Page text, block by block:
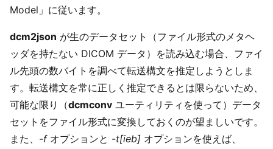
Model」に従います。
dcm2json が生のデータセット（ファイル形式のメタヘ
ッダを持たない DICOM データ）を読み込む場合、ファイ
ル先頭の数バイトを調べて転送構文を推定しようとしま
す。転送構文を常に正しく推定できるとは限らないため、
可能な限り（dcmconv ユーティリティを使って）データ
セットをファイル形式に変換しておくのが望ましいです。
また、 -fオプションと -t[ieb] オプションを使えば、